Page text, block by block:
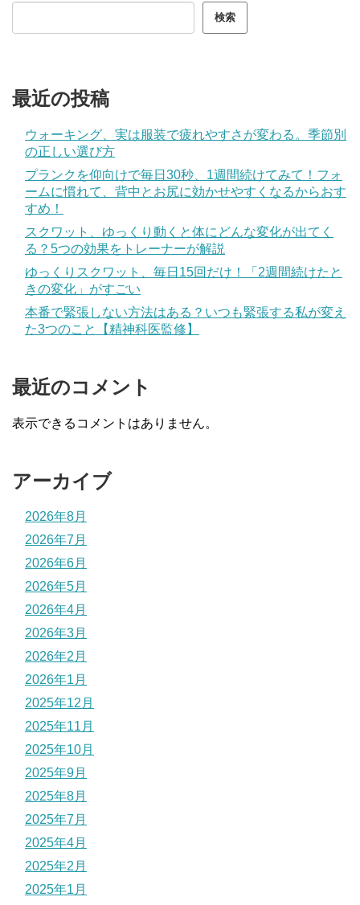
検索
最近の投稿
ウォーキング、実は服装で疲れやすさが変わる。季節別
の正しい選び方
プランクを仰向けで毎日30秒、1週間続けてみて！フォ
ームに慣れて、背中とお尻に効かせやすくなるからおす
すめ！
スクワット、ゆっくり動くと体にどんな変化が出てく
る？5つの効果をトレーナーが解説
ゆっくりスクワット、毎日15回だけ！「2週間続けたと
きの変化」がすごい
本番で緊張しない方法はある？いつも緊張する私が変え
た3つのこと【精神科医監修】
最近のコメント
表示できるコメントはありません。
アーカイブ
2026年8月
2026年7月
2026年6月
2026年5月
2026年4月
2026年3月
2026年2月
2026年1月
2025年12月
2025年11月
2025年10月
2025年9月
2025年8月
2025年7月
2025年4月
2025年2月
2025年1月